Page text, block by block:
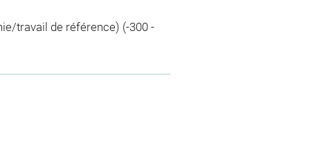
travail de référence) (-300 -